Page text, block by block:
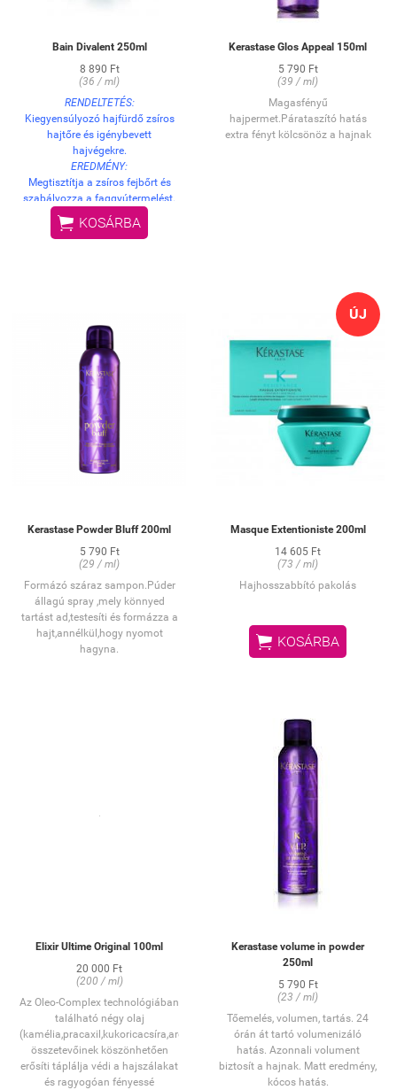
Bain Divalent 250ml
8 890 Ft
(36 / ml)
RENDELTETÉS:
Kiegyensúlyozó hajfürdő zsíros
hajtőre és igénybevett
hajvégekre.
EREDMÉNY:
Megtisztítja a zsíros fejbőrt és
szabályozza a faggyútermelést.
Nem szárítja ki az igénybevett
hajhosszt, ezáltal a haj puha és
öblítse ki, végül ismételje meg a
műveletet. DERMATOLÓGIAILAG
TESZTELT.
 KOSÁRBA
Kerastase Glos Appeal 150ml
5 790 Ft
(39 / ml)
Magasfényű
hajpermet.Párataszító hatás
extra fényt kölcsönöz a hajnak
Kerastase Powder Bluff 200ml
5 790 Ft
(29 / ml)
Formázó száraz sampon.Púder
állagú spray ,mely könnyed
tartást ad,testesíti és formázza a
hajt,annélkül,hogy nyomot
hagyna.
ÚJ
Masque Extentioniste 200ml
14 605 Ft
(73 / ml)
Hajhosszabbító pakolás
 KOSÁRBA
Elixir Ultime Original 100ml
20 000 Ft
(200 / ml)
Az Oleo-Complex technológiában
található négy olaj
(kamélia,pracaxil,kukoricacsíra,argánolj)külünleges
összetevőinek köszönhetően
erősíti táplálja védi a hajszálakat
és ragyogóan fényessé
Kerastase volume in powder
250ml
5 790 Ft
(23 / ml)
Tőemelés, volumen, tartás. 24
órán át tartó volumenizáló
hatás. Azonnali volument
biztosít a hajnak. Matt eredmény,
kócos hatás.